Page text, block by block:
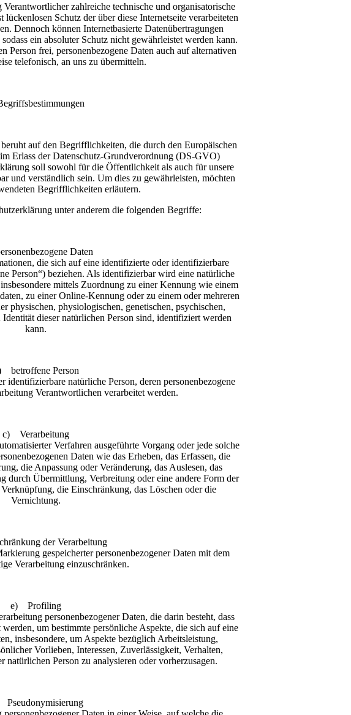
zahlreiche technische und organisatorische
Schutz der über diese Internetseite verarbeiteten
Dennoch können Internetbasierte Datenübertragungen
ein absoluter Schutz nicht gewährleistet werden kann.
Person frei, personenbezogene Daten auch auf alternativen
telefonisch, an uns zu übermitteln.
auf den Begrifflichkeiten, die durch den Europäischen
Erlass der Datenschutz-Grundverordnung (DS-GVO)
soll sowohl für die Öffentlichkeit als auch für unsere
und verständlich sein. Um dies zu gewährleisten, möchten
Begrifflichkeiten erläutern.
unter anderem die folgenden Begriffe:
Daten
die sich auf eine identifizierte oder identifizierbare
Person“) beziehen. Als identifizierbar wird eine natürliche
mittels Zuordnung zu einer Kennung wie einem
zu einer Online-Kennung oder zu einem oder mehreren
physischen, physiologischen, genetischen, psychischen,
dieser natürlichen Person sind, identifiziert werden
kann.
betroffene Person
identifizierbare natürliche Person, deren personenbezogene
Verantwortlichen verarbeitet werden.
c) Verarbeitung
Verfahren ausgeführte Vorgang oder jede solche
Daten wie das Erheben, das Erfassen, die
die Anpassung oder Veränderung, das Auslesen, das
durch Übermittlung, Verbreitung oder eine andere Form der
die Einschränkung, das Löschen oder die
Vernichtung.
der Verarbeitung
gespeicherter personenbezogener Daten mit dem
Verarbeitung einzuschränken.
e) Profiling
personenbezogener Daten, die darin besteht, dass
um bestimmte persönliche Aspekte, die sich auf eine
insbesondere, um Aspekte bezüglich Arbeitsleistung,
Vorlieben, Interessen, Zuverlässigkeit, Verhalten,
natürlichen Person zu analysieren oder vorherzusagen.